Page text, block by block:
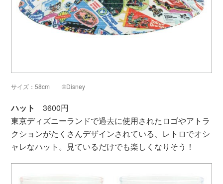
サイズ：58cm ©Disney
ハット
3600円
東京ディズニーランドで過去に使用されたロゴやアトラ
クションがたくさんデザインされている、レトロでオシ
ャレなハット。見ているだけでも楽しくなりそう！